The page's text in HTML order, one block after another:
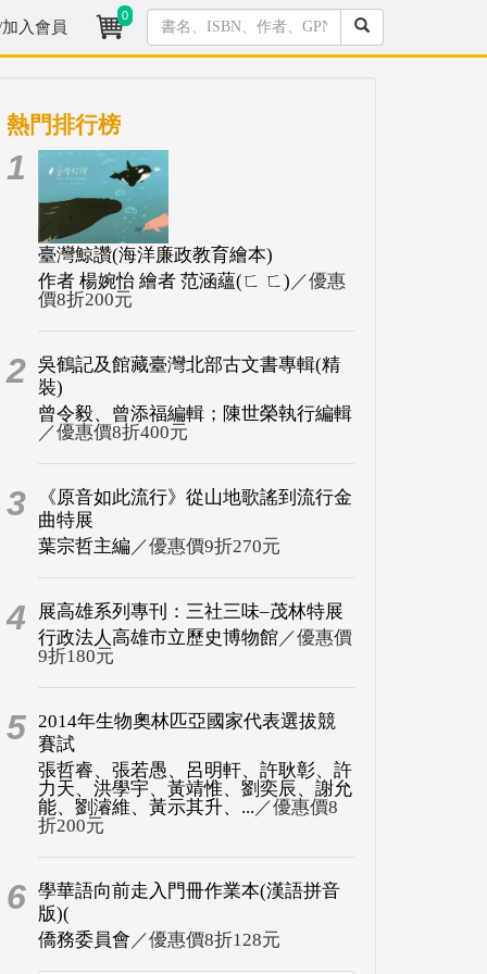
入會員
0
熱門排行榜
1
臺灣鯨讚(海洋廉政教育繪本)
作者 楊婉怡 繪者 范涵蘊(ㄈ ㄈ) ／優惠
價8折200元
2 吳鶴記及館藏臺灣北部古文書專輯(精
裝)
曾令毅、曾添福編輯；陳世榮執行編輯
／優惠價8折400元
3
《原音如此流行》從山地歌謠到流行金
曲特展
葉宗哲主編 ／優惠價9折270元
4
展高雄系列專刊：三社三味–茂林特展
行政法人高雄市立歷史博物館／優惠價
9折180元
5 2014年生物奧林匹亞國家代表選拔競
賽試
張哲睿、張若愚、呂明軒、許耿彰、許
力天、洪學宇、黃靖惟、劉奕辰、謝允
能、劉濬維、黃示其升、... ／優惠價8
折200元
6 學華語向前走入門冊作業本(漢語拼音
版)(
僑務委員會 ／優惠價8折128元